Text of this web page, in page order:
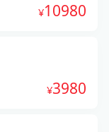
10980
3980